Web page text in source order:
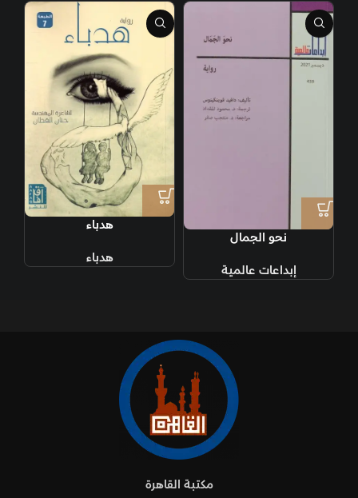
نحو الجمال
إبداعات عالمية
هدباء
هدباء
مكتبة القاهرة